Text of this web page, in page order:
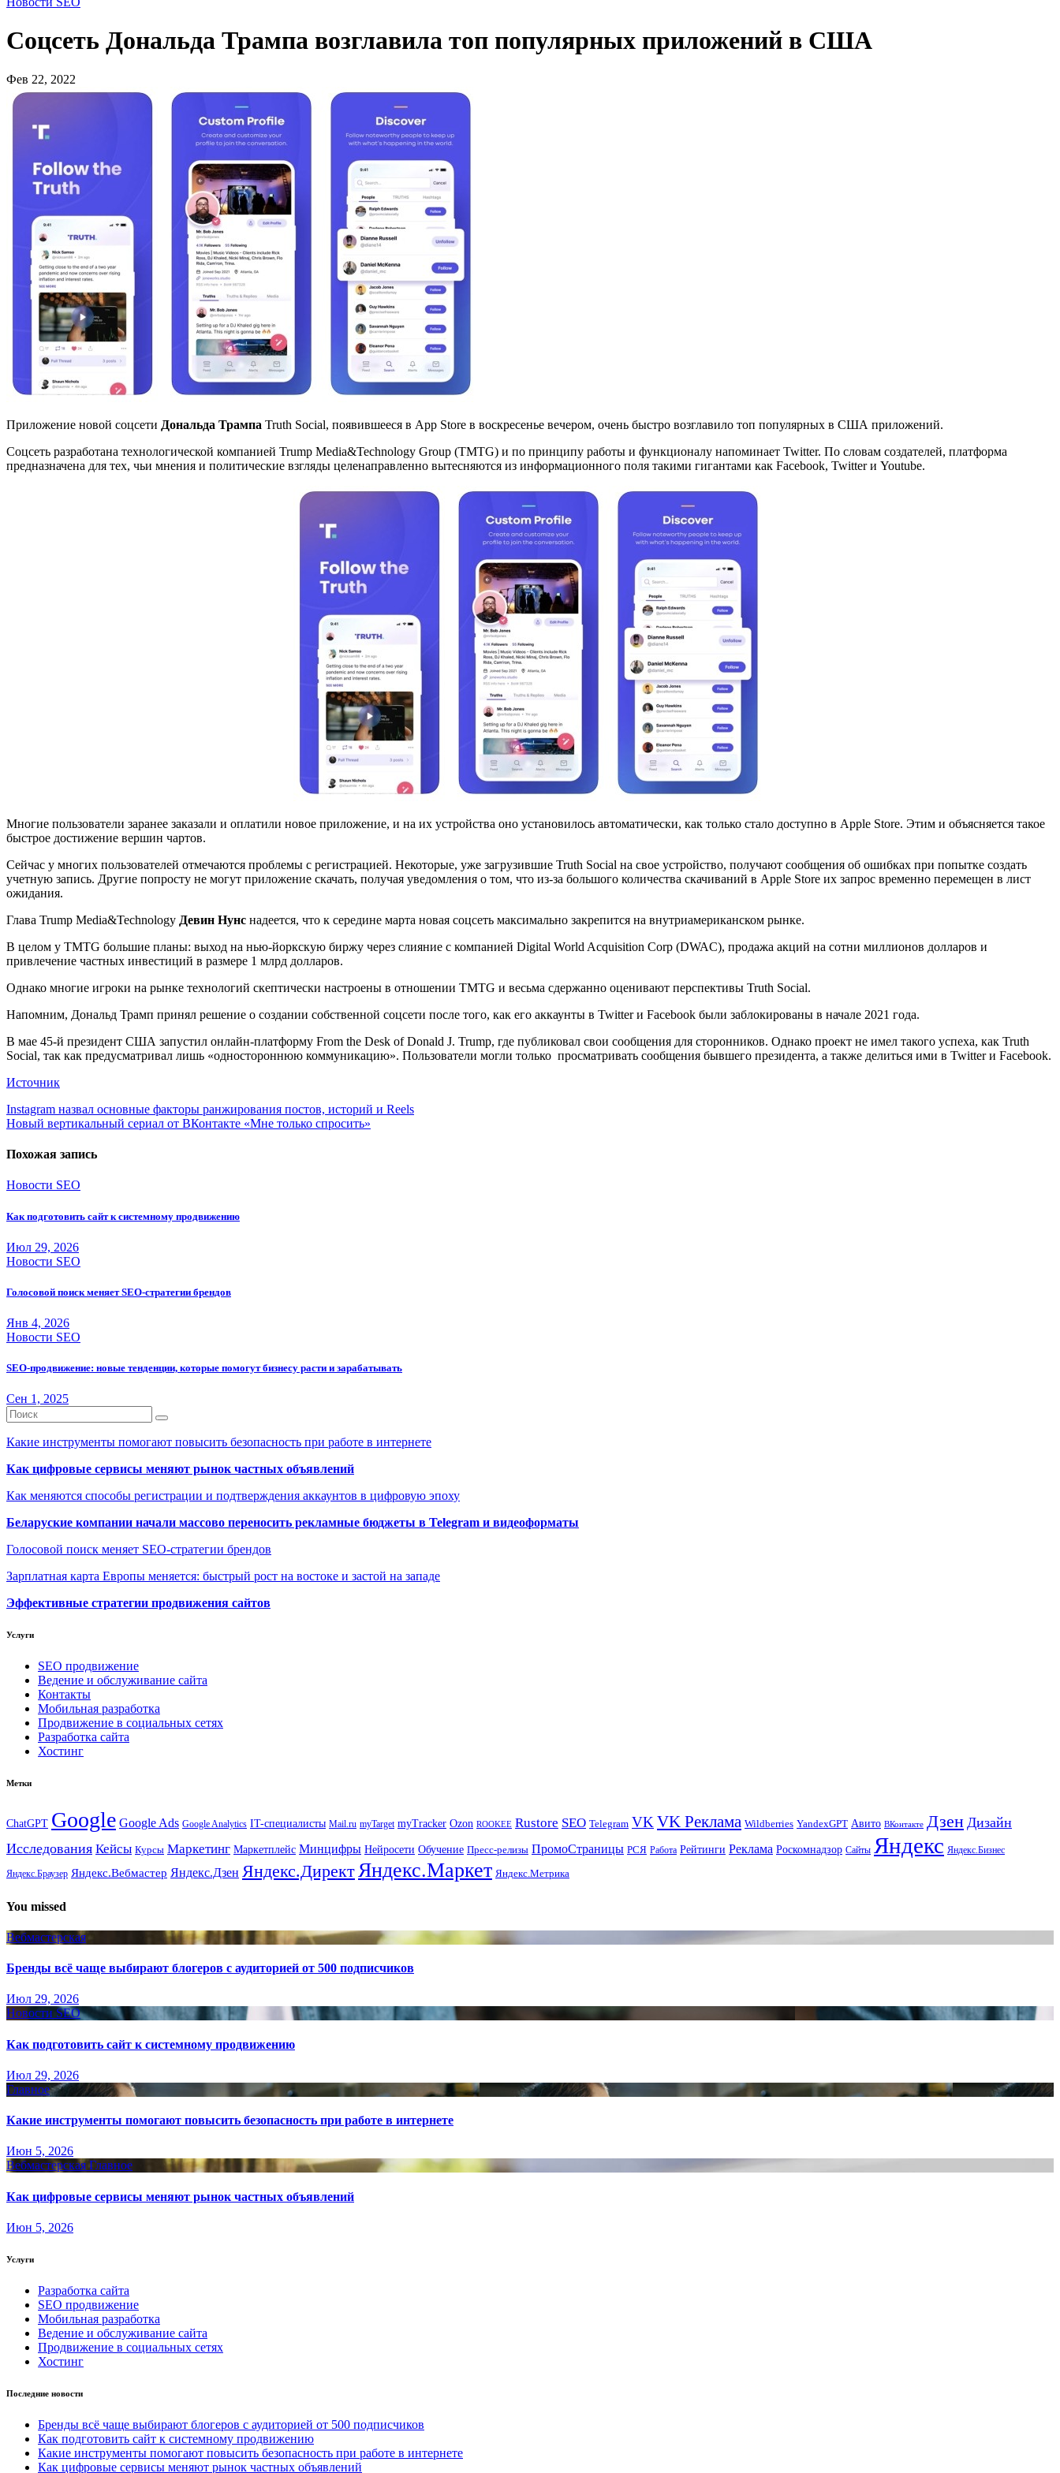
Соцсеть Дональда Трампа возглавила топ популярных приложений в США
Фев 22, 2022
Приложение новой соцсети Дональда Трампа Truth Social, появившееся в App Store в воскресенье вечером, очень быстро возглавило топ популярных в США приложений.
Соцсеть разработана технологической компанией Trump Media&Technology Group (TMTG) и по принципу работы и функционалу напоминает Twitter. По словам создателей, платформа
предназначена для тех, чьи мнения и политические взгляды целенаправленно вытесняются из информационного поля такими гигантами как Facebook, Twitter и Youtube.
Многие пользователи заранее заказали и оплатили новое приложение, и на их устройства оно установилось автоматически, как только стало доступно в Apple Store. Этим и объясняется такое
быстрое достижение вершин чартов.
Сейчас у многих пользователей отмечаются проблемы с регистрацией. Некоторые, уже загрузившие Truth Social на свое устройство, получают сообщения об ошибках при попытке создать
учетную запись. Другие попросту не могут приложение скачать, получая уведомления о том, что из-за большого количества скачиваний в Apple Store их запрос временно перемещен в лист
ожидания.
Глава Trump Media&Technology Девин Нунс надеется, что к середине марта новая соцсеть максимально закрепится на внутриамериканском рынке.
В целом у TMTG большие планы: выход на нью-йоркскую биржу через слияние с компанией Digital World Acquisition Corp (DWAC), продажа акций на сотни миллионов долларов и
привлечение частных инвестиций в размере 1 млрд долларов.
Однако многие игроки на рынке технологий скептически настроены в отношении TMTG и весьма сдержанно оценивают перспективы Truth Social.
Напомним, Дональд Трамп принял решение о создании собственной соцсети после того, как его аккаунты в Twitter и Facebook были заблокированы в начале 2021 года.
В мае 45-й президент США запустил онлайн-платформу From the Desk of Donald J. Trump, где публиковал свои сообщения для сторонников. Однако проект не имел такого успеха, как Truth
Social, так как предусматривал лишь «одностороннюю коммуникацию». Пользователи могли только просматривать сообщения бывшего президента, а также делиться ими в Twitter и Facebook.
Источник
Навигация
по
записям
Instagram назвал основные факторы ранжирования постов, историй и Reels
Новый вертикальный сериал от ВКонтакте «Мне только спросить»
Похожая запись
Новости SEO
Как подготовить сайт к системному продвижению
Июл 29, 2026
Новости SEO
Голосовой поиск меняет SEO-стратегии брендов
Янв 4, 2026
Новости SEO
SEO-продвижение: новые тенденции, которые помогут бизнесу расти и зарабатывать
Сен 1, 2025
Какие инструменты помогают повысить безопасность при работе в интернете
Как цифровые сервисы меняют рынок частных объявлений
Как меняются способы регистрации и подтверждения аккаунтов в цифровую эпоху
Беларуские компании начали массово переносить рекламные бюджеты в Telegram и видеоформаты
Голосовой поиск меняет SEO-стратегии брендов
Зарплатная карта Европы меняется: быстрый рост на востоке и застой на западе
Эффективные стратегии продвижения сайтов
Услуги
SEO продвижение
Ведение и обслуживание сайта
Контакты
Мобильная разработка
Продвижение в социальных сетях
Разработка сайта
Хостинг
Метки
ChatGPT Google Google Ads Google Analytics IT-специалисты Mail.ru myTarget myTracker Ozon ROOKEE Rustore SEO Telegram VKVK Реклама Wildberries YandexGPT Авито ВКонтакте Дзен Дизайн
Исследования Кейсы Курсы Маркетинг Маркетплейс Минцифры Нейросети Обучение Пресс-релизы ПромоСтраницы РСЯ Работа Рейтинги Реклама Роскомнадзор Сайты Яндекс Яндекс.Бизнес
Яндекс.Браузер Яндекс.Вебмастер Яндекс.Дзен Яндекс.ДиректЯндекс.Маркет Яндекс.Метрика
You missed
Вебмастерская
Бренды всё чаще выбирают блогеров с аудиторией от 500 подписчиков
Июл 29, 2026
Новости SEO
Как подготовить сайт к системному продвижению
Июл 29, 2026
Главное
Какие инструменты помогают повысить безопасность при работе в интернете
Июн 5, 2026
Вебмастерская Главное
Как цифровые сервисы меняют рынок частных объявлений
Июн 5, 2026
Услуги
Разработка сайта
SEO продвижение
Мобильная разработка
Ведение и обслуживание сайта
Продвижение в социальных сетях
Хостинг
Последние новости
Бренды всё чаще выбирают блогеров с аудиторией от 500 подписчиков
Как подготовить сайт к системному продвижению
Какие инструменты помогают повысить безопасность при работе в интернете
Как цифровые сервисы меняют рынок частных объявлений